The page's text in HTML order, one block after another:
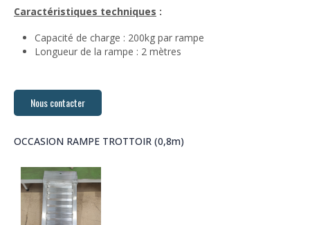
Caractéristiques techniques :
Capacité de charge : 200kg par rampe
Longueur de la rampe : 2 mètres
Nous contacter
OCCASION RAMPE TROTTOIR (0,8m)